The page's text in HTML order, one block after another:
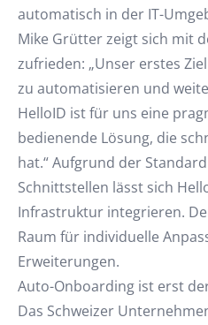
automatisch in der IT-
Mike Grütter zeigt sich mit
zufrieden: „Unser erstes
zu automatisieren und
HelloID ist für uns eine
bedienende Lösung, die
hat.“ Aufgrund der
Schnittstellen lässt sich
Infrastruktur integrieren.
Raum für individuelle
Erweiterungen.
Auto-Onboarding ist erst
Das Schweizer